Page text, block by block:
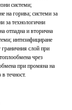
системи;
на горива; системи за
за технологични
отпадна и вторична
интнзифициране
граничния слой при
чрез
при промяна на
течност.